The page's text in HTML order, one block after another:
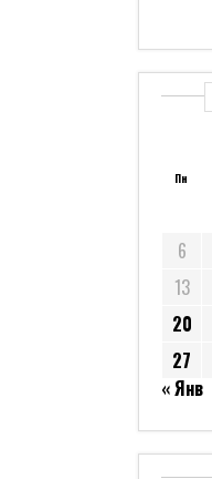
Пн
6
13
20
27
« Янв